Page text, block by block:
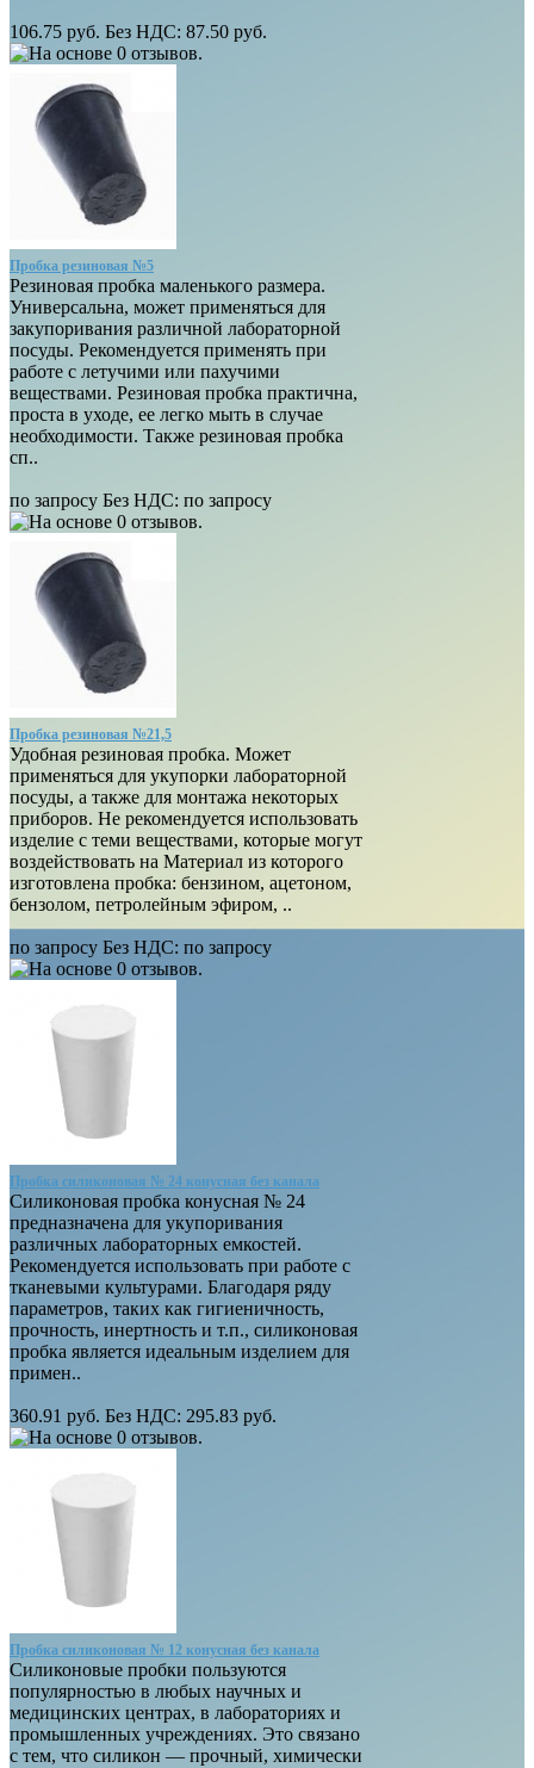
106.75 руб. Без НДС: 87.50 руб.
Пробка резиновая №5
Резиновая пробка маленького размера.
Универсальна, может применяться для
закупоривания различной лабораторной
посуды. Рекомендуется применять при
работе с летучими или пахучими
веществами. Резиновая пробка практична,
проста в уходе, ее легко мыть в случае
необходимости. Также резиновая пробка
сп..
по запросу Без НДС: по запросу
Пробка резиновая №21,5
Удобная резиновая пробка. Может
применяться для укупорки лабораторной
посуды, а также для монтажа некоторых
приборов. Не рекомендуется использовать
изделие с теми веществами, которые могут
воздействовать на Материал из которого
изготовлена пробка: бензином, ацетоном,
бензолом, петролейным эфиром, ..
по запросу Без НДС: по запросу
Пробка силиконовая № 24 конусная без канала
Силиконовая пробка конусная № 24
предназначена для укупоривания
различных лабораторных емкостей.
Рекомендуется использовать при работе с
тканевыми культурами. Благодаря ряду
параметров, таких как гигиеничность,
прочность, инертность и т.п., силиконовая
пробка является идеальным изделием для
примен..
360.91 руб. Без НДС: 295.83 руб.
Пробка силиконовая № 12 конусная без канала
Силиконовые пробки пользуются
популярностью в любых научных и
медицинских центрах, в лабораториях и
промышленных учреждениях. Это связано
с тем, что силикон — прочный, химически